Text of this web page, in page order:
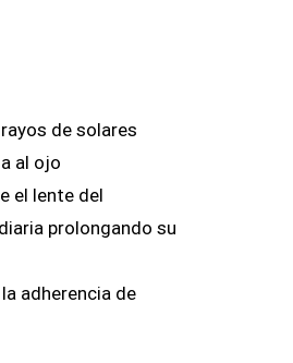
de solares
al ojo
el lente del
prolongando su
adherencia de